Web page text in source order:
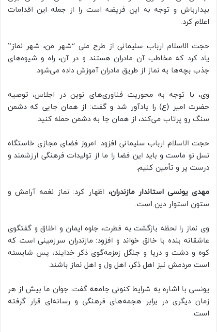
بیدارباش و توجه به این فریضه است را از جمله این اقدامات
اعلام کرد.
حجت الاسلام ارباب سلیمانی از طرح ملی “شهر من، شهر نماز”
یاد کرد که مخاطب آن مادران هستند و در آن، راه و شیوه‌های
جذب بچه‌ها به نماز از طریق مادران آموزش داده می‌شود.
وی، با توجه به محوریت فناوری‌های نوین در اجلاس، توصیه
حضرت امیر (ع) را یادآور شد و گفت: از همان جایی که دشمن
سنگ رو پرتاب می‌کند، از همان جا به دشمن حمله کنید.
حجت الاسلام ارباب سلیمانی افزود: امروز فضای مجازی خاستگاه
نسل نو ماست و باید این فضا را ما از تولیدات فرهنگی ارزشمند و
درست پر و تأمین کنیم.
مهدی یونسی استاندار مازندران، اظهار کرد: نماز نغمه آرامش و
ستون استوار دین است.
وی نماز را لحظه بازگشت به فطرت، جلوه ایمان و اخلاق و گفتگوی
عاشقانه بنده با خالق خواند و افزود: مازندران سرزمینی است که
کوه و دشت و دریا و جنگل زمزمه‌گوی ذکر خدایند، پس شایسته
است مردمش نیز اهل ذکر، اهل ول و اهل نماز باشند.
یونسی با اشاره به شرایط کنونی جامعه گفت: جوان ما بیش از هر
زمان دیگری در برابر هجمه‌های فرهنگی و رسانه‌ای قرار گرفته
است.